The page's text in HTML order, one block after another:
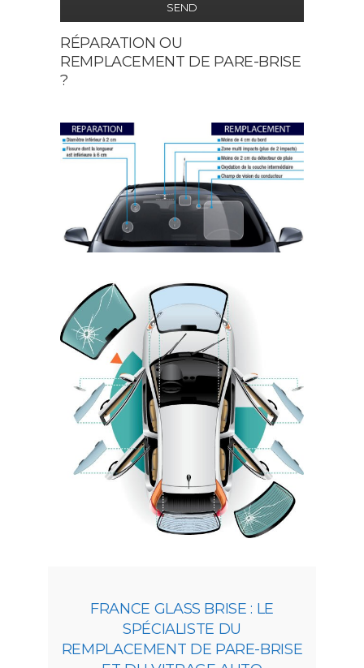
SEND
This
field
should
left
blank
RÉPARATION OU
REMPLACEMENT DE PARE-BRISE
?
FRANCE GLASS BRISE : LE
SPÉCIALISTE DU
REMPLACEMENT DE PARE-BRISE